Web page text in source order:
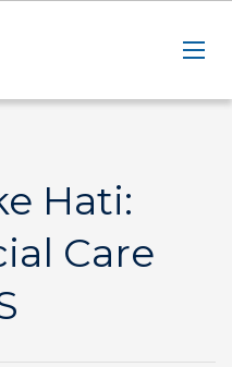
Hati:
Care